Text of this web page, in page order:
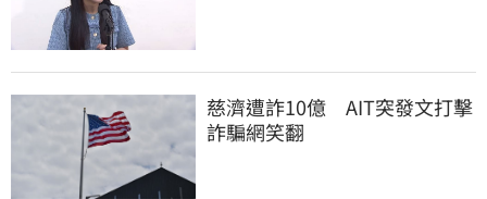
慈濟遭詐10億　AIT突發文打擊
詐騙網笑翻